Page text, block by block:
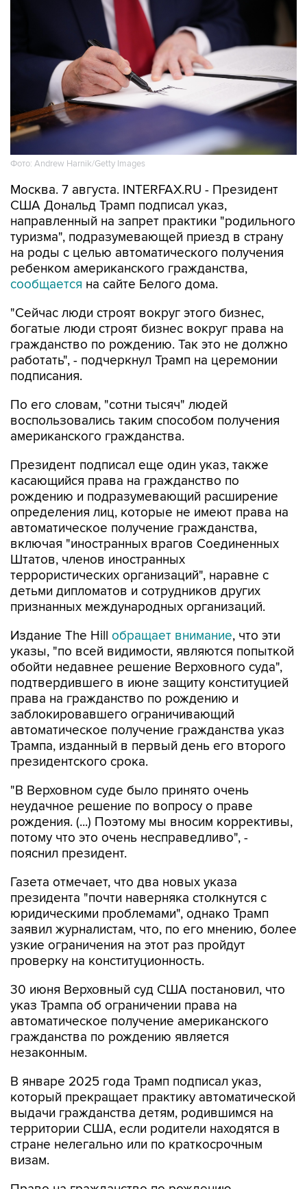
Фото: Andrew Harnik/Getty Images
Москва. 7 августа. INTERFAX.RU - Президент
направленный на запрет практики "родильного
туризма", подразумевающей приезд в страну
на роды с целью автоматического получения
ребенком американского гражданства,
сообщаетсяна сайте Белого дома.
"Сейчас люди строят вокруг этого бизнес,
гражданство по рождению. Так это не должно
работать", - подчеркнул Трамп на церемонии
подписания.
По его словам, "сотни тысяч" людей
американского гражданства.
Президент подписал еще один указ, также
рождению и подразумевающий расширение
определения лиц, которые не имеют права на
автоматическое получение гражданства,
включая "иностранных врагов Соединенных
Штатов, членов иностранных
террористических организаций", наравне с
детьми дипломатов и сотрудников других
признанных международных организаций.
Издание The Hillобращает внимание, что эти
обойти недавнее решение Верховного суда",
подтвердившего в июне защиту конституцией
права на гражданство по рождению и
заблокировавшего ограничивающий
автоматическое получение гражданства указ
Трампа, изданный в первый день его второго
президентского срока.
"В Верховном суде было принято очень
рождения. (...) Поэтому мы вносим коррективы,
потому что это очень несправедливо", -
пояснил президент.
Газета отмечает, что два новых указа
юридическими проблемами", однако Трамп
заявил журналистам, что, по его мнению, более
узкие ограничения на этот раз пройдут
проверку на конституционность.
30 июня Верховный суд США постановил, что
автоматическое получение американского
гражданства по рождению является
незаконным.
В январе 2025 года Трамп подписал указ,
выдачи гражданства детям, родившимся на
территории США, если родители находятся в
стране нелегально или по краткосрочным
визам.
Право на гражданство по рождению